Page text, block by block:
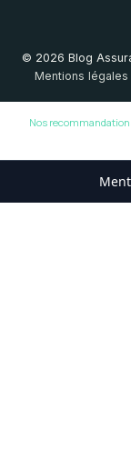
© 2026 Blog
Mentions légales
Nos